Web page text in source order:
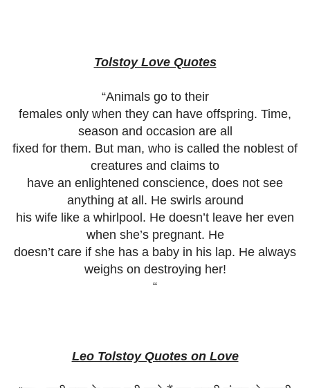
Tolstoy Love Quotes
“Animals go to their
females only when they can have offspring. Time,
season and occasion are all
fixed for them. But man, who is called the noblest of
creatures and claims to
have an enlightened conscience, does not see
anything at all. He swirls around
his wife like a whirlpool. He doesn’t leave her even
when she’s pregnant. He
doesn’t care if she has a baby in his lap. He always
weighs on destroying her!
“
Leo Tolstoy Quotes on Love